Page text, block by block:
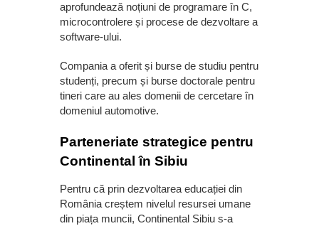
aprofundează noțiuni de programare în C,
microcontrolere și procese de dezvoltare a
software-ului.
Compania a oferit și burse de studiu pentru
studenți, precum și burse doctorale pentru
tineri care au ales domenii de cercetare în
domeniul automotive.
Parteneriate strategice pentru
Continental în Sibiu
Pentru că prin dezvoltarea educației din
România creștem nivelul resursei umane
din piața muncii, Continental Sibiu s-a